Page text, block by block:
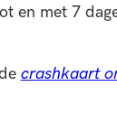
en met 7
crashkaart